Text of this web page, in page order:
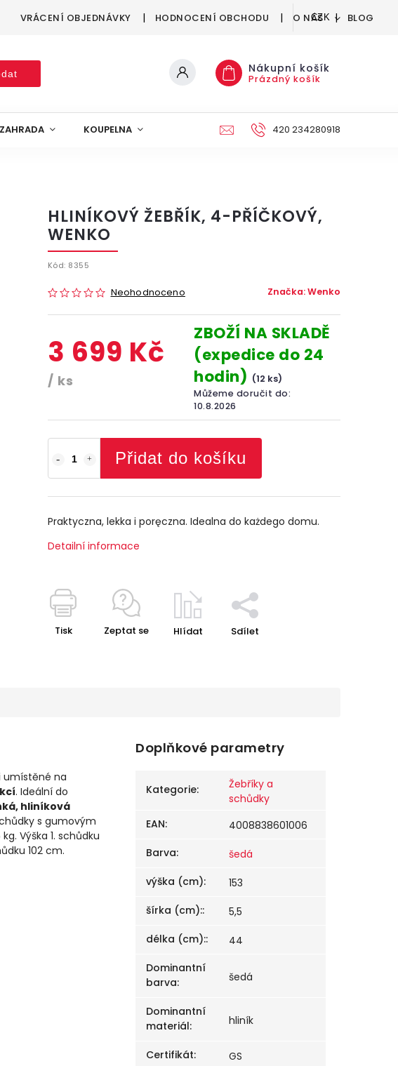
VRÁCENÍ OBJEDNÁVKY HODNOCENÍ OBCHODU O NÁS BLOG
CZK
Nákupní košík
Prázdný košík
ZAHRADA KOUPELNA DEKORACE
420 234280918
HLINÍKOVÝ ŽEBŘÍK, 4-PŘÍČKOVÝ,
WENKO
Kód: 8355
Neohodnoceno Značka:Wenko
3 699 Kč
/ ks
ZBOŽÍ NA SKLADĚ
(expedice do 24
hodin) (12 ks)
Můžeme doručit do:
10.8.2026
Přidat do košíku
Praktyczna, lekka i poręczna. Idealna do każdego domu.
Detailní informace
Tisk Zeptat se Hlídat Sdílet
umístěné na
. Ideální do
hliníková
s gumovým
Výška 1. schůdku
102 cm.
Doplňkové parametry
Kategorie:
Žebříky a
schůdky
EAN:
4008838601006
Barva:
šedá
výška (cm):
153
šírka (cm)::
5,5
délka (cm)::
44
Dominantní
barva: šedá
Dominantní
materiál: hliník
Certifikát:
GS